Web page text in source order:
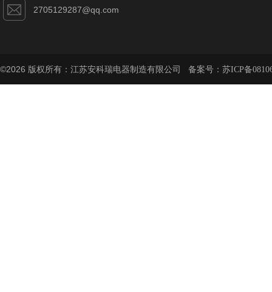
2705129287@qq.com
©2026 版权所有：江苏安科瑞电器制造有限公司 备案号： 苏ICP备